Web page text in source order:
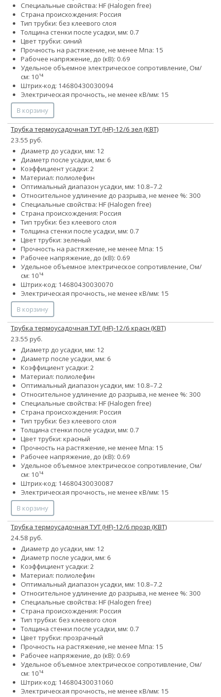
Специальные свойства: HF (Halogen free)
Страна происхождения: Россия
Тип трубки: без клеевого слоя
Толщина стенки после усадки, мм: 0.7
Цвет трубки: синий
Прочность на растяжение, не менее Мпа: 15
Рабочее напряжение, до (кВ): 0.69
Удельное объемное электрическое сопротивление, Ом/
см: 10¹⁴
Штрих-код: 14680430030094
Электрическая прочность, не менее кВ/мм: 15
В корзину
Трубка термоусадочная ТУТ (HF)-12/6 зел (КВТ)
23.55 руб.
Диаметр до усадки, мм: 12
Диаметр после усадки, мм: 6
Коэффициент усадки: 2
Материал: полиолефин
Оптимальный диапазон усадки, мм: 10.8–7.2
Относительное удлинение до разрыва, не менее %: 300
Специальные свойства: HF (Halogen free)
Страна происхождения: Россия
Тип трубки: без клеевого слоя
Толщина стенки после усадки, мм: 0.7
Цвет трубки: зеленый
Прочность на растяжение, не менее Мпа: 15
Рабочее напряжение, до (кВ): 0.69
Удельное объемное электрическое сопротивление, Ом/
см: 10¹⁴
Штрих-код: 14680430030070
Электрическая прочность, не менее кВ/мм: 15
В корзину
Трубка термоусадочная ТУТ (HF)-12/6 красн (КВТ)
23.55 руб.
Диаметр до усадки, мм: 12
Диаметр после усадки, мм: 6
Коэффициент усадки: 2
Материал: полиолефин
Оптимальный диапазон усадки, мм: 10.8–7.2
Относительное удлинение до разрыва, не менее %: 300
Специальные свойства: HF (Halogen free)
Страна происхождения: Россия
Тип трубки: без клеевого слоя
Толщина стенки после усадки, мм: 0.7
Цвет трубки: красный
Прочность на растяжение, не менее Мпа: 15
Рабочее напряжение, до (кВ): 0.69
Удельное объемное электрическое сопротивление, Ом/
см: 10¹⁴
Штрих-код: 14680430030087
Электрическая прочность, не менее кВ/мм: 15
В корзину
Трубка термоусадочная ТУТ (HF)-12/6 прозр (КВТ)
24.58 руб.
Диаметр до усадки, мм: 12
Диаметр после усадки, мм: 6
Коэффициент усадки: 2
Материал: полиолефин
Оптимальный диапазон усадки, мм: 10.8–7.2
Относительное удлинение до разрыва, не менее %: 300
Специальные свойства: HF (Halogen free)
Страна происхождения: Россия
Тип трубки: без клеевого слоя
Толщина стенки после усадки, мм: 0.7
Цвет трубки: прозрачный
Прочность на растяжение, не менее Мпа: 15
Рабочее напряжение, до (кВ): 0.69
Удельное объемное электрическое сопротивление, Ом/
см: 10¹⁴
Штрих-код: 14680430031060
Электрическая прочность, не менее кВ/мм: 15